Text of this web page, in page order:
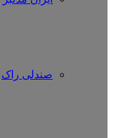
صندلی راک